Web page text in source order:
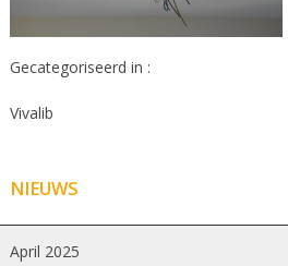
Gecategoriseerd in :
Vivalib
NIEUWS
April 2025